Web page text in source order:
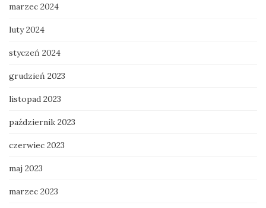
marzec 2024
luty 2024
styczeń 2024
grudzień 2023
listopad 2023
październik 2023
czerwiec 2023
maj 2023
marzec 2023